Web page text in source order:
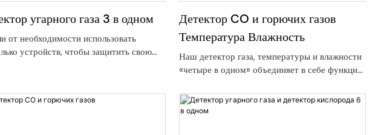
угарного газа 3 в одном
от необходимости использовать
устройств, чтобы защитить свою
Наш датчик угарного газа,
и влажности «3 в 1» сочетает в
Детектор CO и горючих газов
Температура Влажность
Наш детектор газа, температуры и влажности
«четыре в одном» объединяет в себе функции
газов (метана, природного газа, сжиженного
углеводородного газа), температуры и